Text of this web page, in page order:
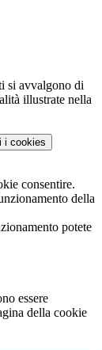
si avvalgono di
illustrate nella
i cookies
consentire.
della
potete
essere
della cookie